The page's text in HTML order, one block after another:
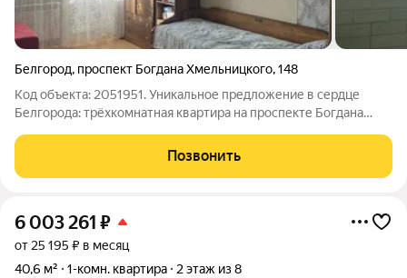
Белгород, проспект Богдана Хмельницкого,148
Код объекта: 2051951. Уникальное предложение в сердце
Белгорода: трёхкомнатная квартира на проспекте Богдана
отличается своей надёжностью и комфортом. Квартира
расположена на 5 этаже, с неё
Позвонить
6 003 261 ₽
от 25 195 ₽ в месяц
40,6 м²
1-комн. квартира 2 этаж из 8